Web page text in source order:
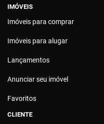
IMÓVEIS
Imóveis para comprar
Imóveis para alugar
Lançamentos
Anunciar seu imóvel
Favoritos
CLIENTE